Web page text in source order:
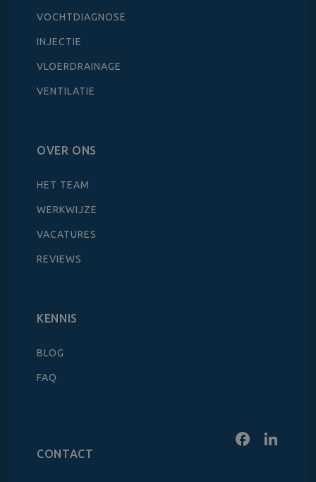
VOCHTDIAGNOSE
INJECTIE
VLOERDRAINAGE
VENTILATIE
OVER ONS
HET TEAM
WERKWIJZE
VACATURES
REVIEWS
KENNIS
BLOG
FAQ
CONTACT